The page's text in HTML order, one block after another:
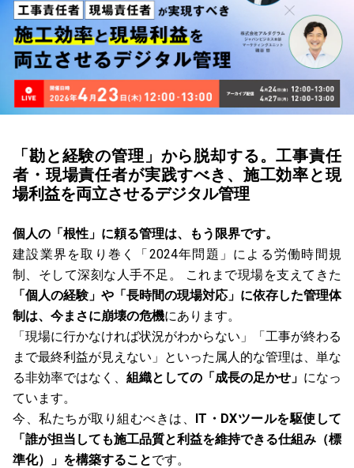
「勘と経験の管理」から脱却する。工事責任
者・現場責任者が実践すべき、施工効率と現
場利益を両立させるデジタル管理
個人の「根性」に頼る管理は、もう限界です。
建設業界を取り巻く「2024年問題」による労働時間規
制、そして深刻な人手不足。 これまで現場を支えてきた
「個人の経験」や「長時間の現場対応」に依存した管理体
制は、今まさに崩壊の危機にあります。
「現場に行かなければ状況がわからない」「工事が終わる
まで最終利益が見えない」といった属人的な管理は、単な
る非効率ではなく、 組織としての「成長の足かせ」 になっ
ています。
今、私たちが取り組むべきは、 IT・DXツールを駆使して
「誰が担当しても施工品質と利益を維持できる仕組み（標
準化）」を構築することです。